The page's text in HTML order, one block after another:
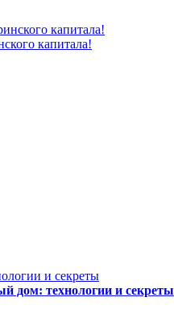
капитала!
дом: технологии и секреты